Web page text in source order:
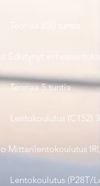
Teoriaa 650 tuntia
o Edistynyt
Teoriaa 5 tuntia
Lentokoulutus (C152)
o Mittarilentokoulutus
Lentokoulutus (P28T/